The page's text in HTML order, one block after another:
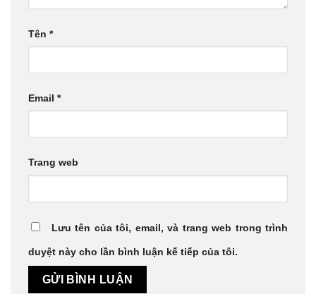
Tên *
Email *
Trang web
Lưu tên của tôi, email, và trang web trong trình
duyệt này cho lần bình luận kế tiếp của tôi.